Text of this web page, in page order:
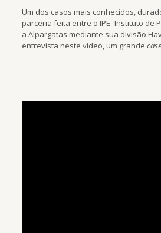
Um dos casos mais conhecidos,
parceria feita entre o IPE- Instituto de
a Alpargatas mediante sua divisão
entrevista neste vídeo, um grande case